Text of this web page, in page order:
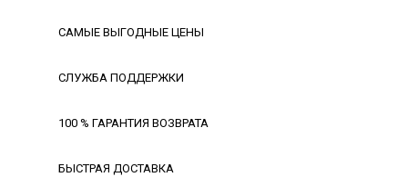
САМЫЕ ВЫГОДНЫЕ ЦЕНЫ
СЛУЖБА ПОДДЕРЖКИ
100 % ГАРАНТИЯ ВОЗВРАТА
БЫСТРАЯ ДОСТАВКА